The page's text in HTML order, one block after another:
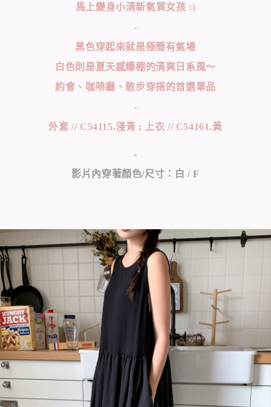
馬上變身小清新氣質女孩 :)
-
黑色穿起來就是極簡有氣場
白色則是夏天感爆棚的清爽日系風～
約會、咖啡廳、散步穿搭的首選單品
-
外套 // C54115.淺青 ; 上衣 // C54161.黃
-
影片內穿著顏色/尺寸：白 / F